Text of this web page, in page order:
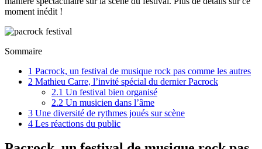
moment inédit !
Sommaire
1 Pacrock, un festival de musique rock pas comme les autres
2 Mathieu Carre, l’invité spécial du dernier Pacrock
2.1 Un festival bien organisé
2.2 Un musicien dans l’âme
3 Une diversité de rythmes joués sur scène
4 Les réactions du public